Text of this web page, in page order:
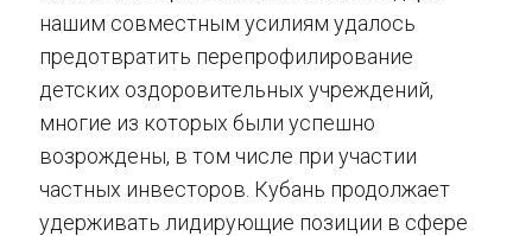
нашим совместным усилиям удалось
предотвратить перепрофилирование
детских оздоровительных учреждений,
многие из которых были успешно
возрождены, в том числе при участии
частных инвесторов. Кубань продолжает
удерживать лидирующие позиции в сфере